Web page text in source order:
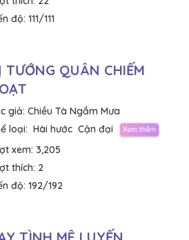
độ: 111/111
TƯỚNG QUÂN CHIẾM
giả: Chiều Tà Ngắm Mưa
loại: Hài hước Cận đại
xem: 3,205
thích: 2
độ: 192/192